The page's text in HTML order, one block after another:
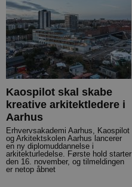
Kaospilot skal skabe
kreative arkitektledere i
Aarhus
Erhvervsakademi Aarhus, Kaospilot
og Arkitektskolen Aarhus lancerer
en ny diplomuddannelse i
arkitekturledelse. Første hold starter
den 16. november, og tilmeldingen
er netop åbnet